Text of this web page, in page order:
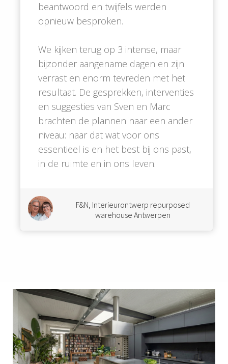
beantwoord en twijfels werden
opnieuw besproken.
We kijken terug op 3 intense, maar
bijzonder aangename dagen en zijn
verrast en enorm tevreden met het
resultaat. De gesprekken, interventies
en suggesties van Sven en Marc
brachten de plannen naar een ander
niveau: naar dat wat voor ons
essentieel is en het best bij ons past,
in de ruimte en in ons leven.
F&N, Interieurontwerp repurposed
warehouse Antwerpen